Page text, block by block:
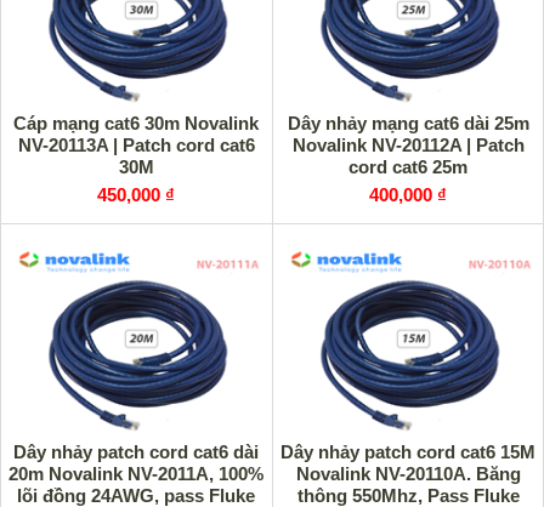
Cáp mạng cat6 30m Novalink
NV-20113A | Patch cord cat6
30M
450,000 ₫
Dây nhảy mạng cat6 dài 25m
Novalink NV-20112A | Patch
cord cat6 25m
400,000 ₫
Dây nhảy patch cord cat6 dài
20m Novalink NV-2011A, 100%
lõi đồng 24AWG, pass Fluke
Dây nhảy patch cord cat6 15M
Novalink NV-20110A. Băng
thông 550Mhz, Pass Fluke